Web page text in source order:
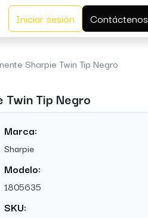
Iniciar sesión Contáctenos
Sharpie Twin Tip Negro
Twin Tip Negro
Marca:
Sharpie
Modelo:
1805635
SKU: